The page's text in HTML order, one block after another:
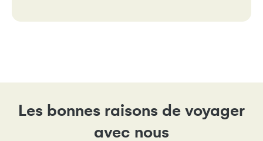
Les bonnes raisons de voyager
avec nous